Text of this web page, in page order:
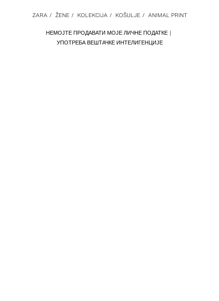
НЕМОЈТЕ ПРОДАВАТИ МОЈЕ ЛИЧНЕ ПОДАТКЕ
УПОТРЕБА ВЕШТАЧКЕ ИНТЕЛИГЕНЦИЈЕ
ZARA / ŽENE / KOLEKCIJA / KOŠULJE / ANIMAL PRINT